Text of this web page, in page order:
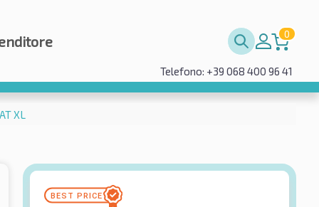
0
Telefono: +39 068 400 96 41
XL